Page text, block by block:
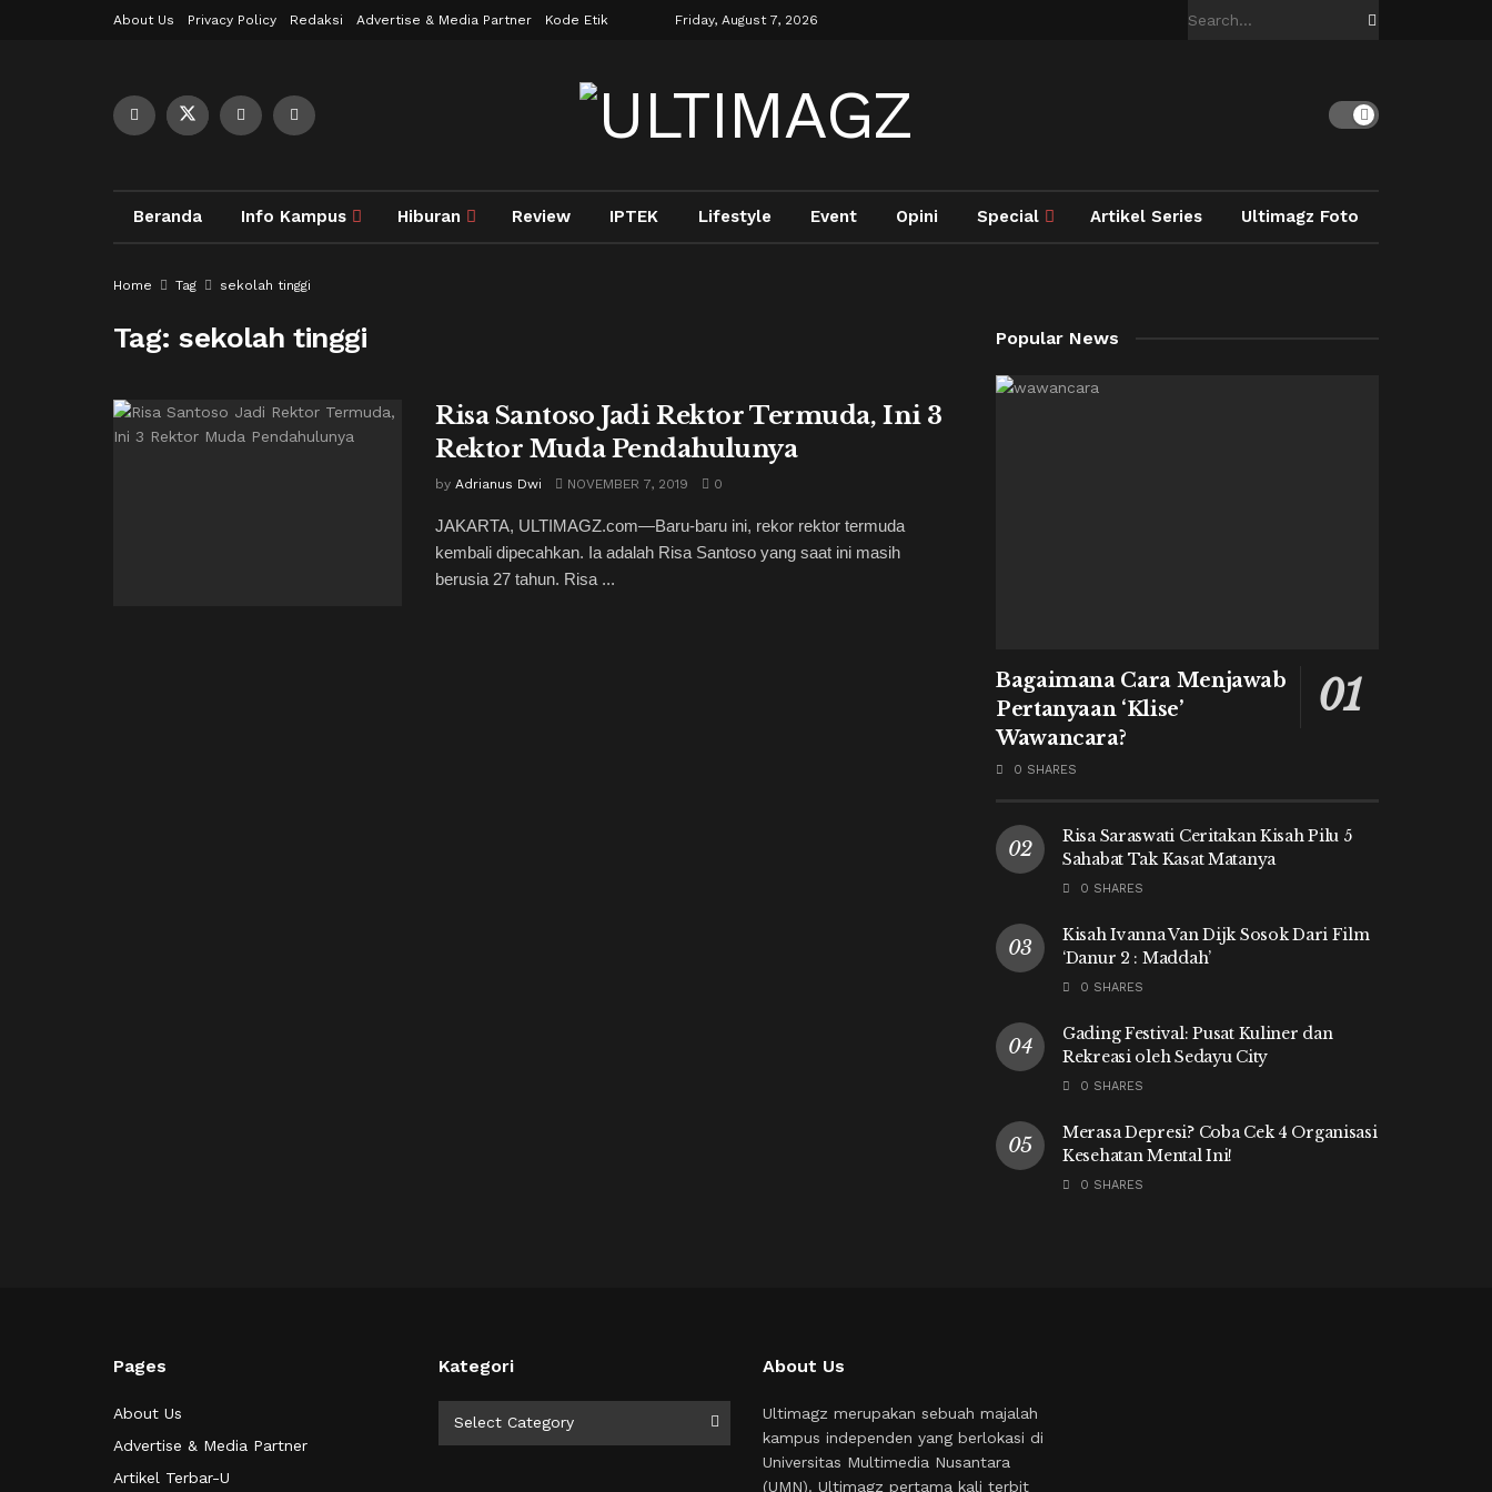
About Us Privacy Policy Redaksi Advertise & Media Partner Kode Etik Friday, August 7, 2026
Beranda Info Kampus Hiburan Review IPTEK Lifestyle Event Opini Special Artikel Series Ultimagz Foto
Home Tag sekolah tinggi
Tag:sekolah tinggi
Risa Santoso Jadi Rektor Termuda, Ini 3
Rektor Muda Pendahulunya
by Adrianus Dwi NOVEMBER 7, 2019 0
JAKARTA, ULTIMAGZ.com—Baru-baru ini, rekor rektor termuda
kembali dipecahkan. Ia adalah Risa Santoso yang saat ini masih
berusia 27 tahun. Risa ...
Popular News
Bagaimana Cara Menjawab
Pertanyaan ‘Klise’
Wawancara?
0 SHARES
Risa Saraswati Ceritakan Kisah Pilu 5
Sahabat Tak Kasat Matanya
0 SHARES
Kisah Ivanna Van Dijk Sosok Dari Film
‘Danur 2 : Maddah’
0 SHARES
Gading Festival: Pusat Kuliner dan
Rekreasi oleh Sedayu City
0 SHARES
Merasa Depresi? Coba Cek 4 Organisasi
Kesehatan Mental Ini!
0 SHARES
Pages
About Us
Advertise & Media Partner
Artikel Terbar-U
Kategori
Select Category
About Us
Ultimagz merupakan sebuah majalah
kampus independen yang berlokasi di
Universitas Multimedia Nusantara
(UMN). Ultimagz pertama kali terbit